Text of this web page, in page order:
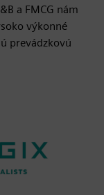
a FMCG nám
výkonné
prevádzkovú